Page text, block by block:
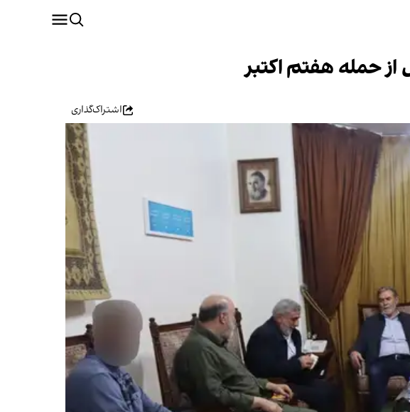
حمله هفتم اکتبر
اشتراک‌گذاری